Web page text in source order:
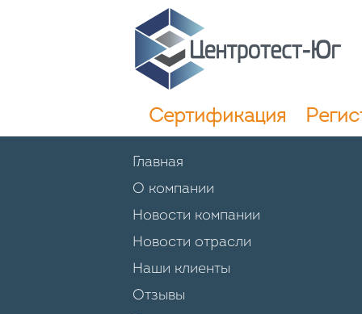
Сертификация
Главная
О компании
Новости компании
Новости отрасли
Наши клиенты
Отзывы